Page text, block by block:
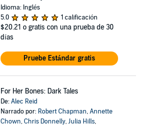
Idioma: Inglés
5.0
1 calificación
$20.21 o gratis con una prueba de 30
días
Pruebe Estándar gratis
For Her Bones: Dark Tales
De:Alec Reid
Narrado por: Robert Chapman,Annette
Chown,Chris Donnelly,Julia Hills,